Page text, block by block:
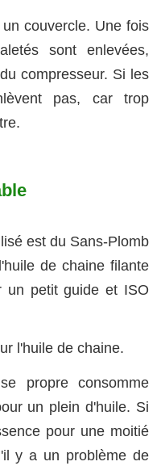
couvercle. Une fois
sont enlevées,
compresseur. Si les
pas, car trop
est du Sans-Plomb
de chaine filante
un petit guide et ISO
l'huile de chaine.
propre consomme
un plein d'huile. Si
pour une moitié
y a un problème de